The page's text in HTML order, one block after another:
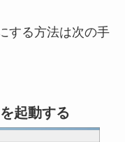
する方法は次の手
起動する